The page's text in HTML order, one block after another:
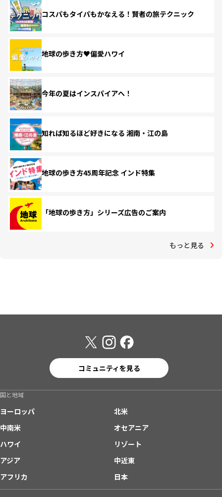
コスパもタイパもかなえる！賢者の旅テクニック
地球の歩き方♥偏愛ハワイ
今年の夏はインスパイアへ！
知れば知るほど好きになる 湘南・江の島
地球の歩き方45周年記念 インド特集
「地球の歩き方」シリーズ広告のご案内
もっと見る
コミュニティを見る
国と地域
ヨーロッパ
北米
中南米
オセアニア
ハワイ
リゾート
アジア
中近東
アフリカ
日本